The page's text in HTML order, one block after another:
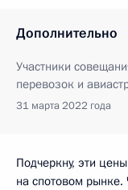
Дополнительно
Участники
перевозок и
31 марта 2022 года
Подчеркну, эти
на спотовом рынке.